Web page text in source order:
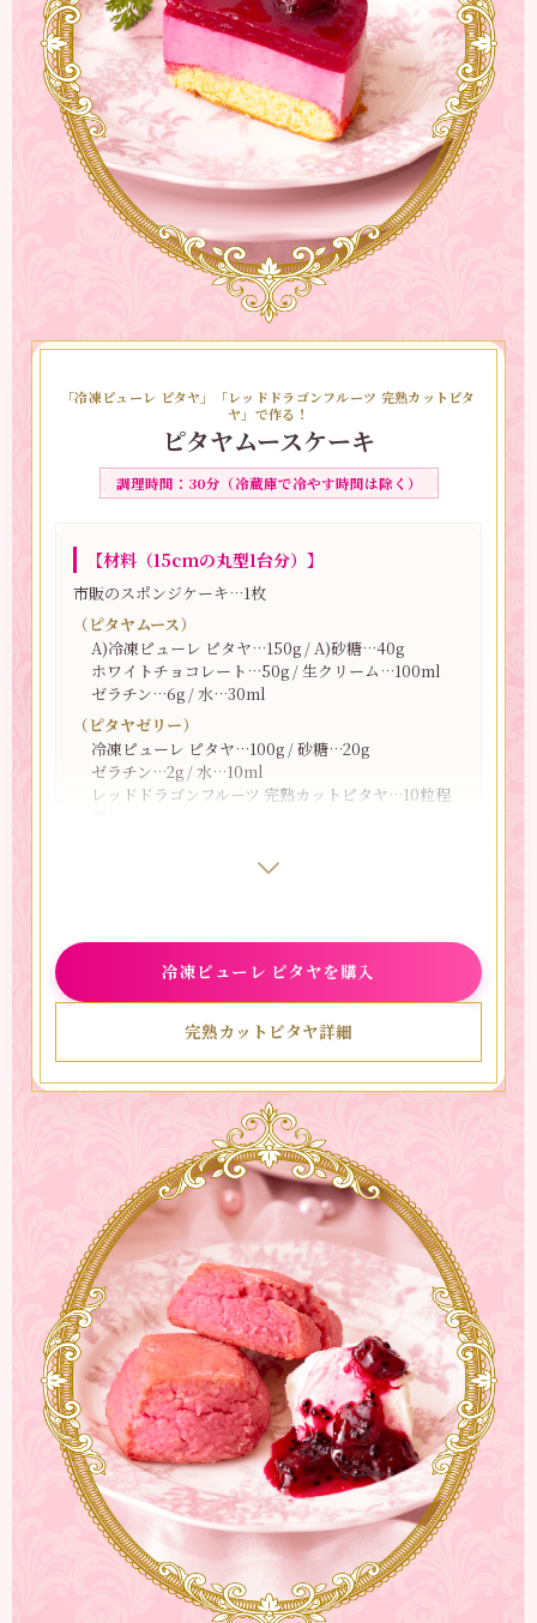
「冷凍ピューレ ピタヤ」「レッドドラゴンフルーツ 完熟カットピタ
ヤ」で作る！
ピタヤムースケーキ
調理時間：30分（冷蔵庫で冷やす時間は除く）
【材料（15cmの丸型1台分）】
市販のスポンジケーキ…1枚
（ピタヤムース）
A)冷凍ピューレ ピタヤ…150g / A)砂糖…40g
ホワイトチョコレート…50g / 生クリーム…100ml
ゼラチン…6g / 水…30ml
（ピタヤゼリー）
冷凍ピューレ ピタヤ…100g / 砂糖…20g
ゼラチン…2g / 水…10ml
レッドドラゴンフルーツ 完熟カットピタヤ…10粒程
・「冷凍ピューレ ピタヤ」は流水解凍しておく。
・市販のスポンジケーキを1cmの厚さに切っておく。
1.
底が抜けるケーキ型に、型の大きさに切ったクッキ
ムースフィルムをセットし、1cmの厚さに切ったス
ポンジを敷く。
ピタヤムースを作る。小鍋に、A)と小さく割ったホ
ワイトチョコレートを入れ、弱火で60度になるま
で温める。
4.
一度火を止め、ふやかしたゼラチンを加えて混ぜな
がら溶かす。
5.
7分立てにした生クリームを加えて混ぜ合わせる。
6.
5を2に流し入れ、冷蔵庫で2時間以上冷やして固め
る。
ピタヤゼリーを作る。解凍した「冷凍ピューレ ピ
タヤ」と砂糖を耐熱ボウルに入れて混ぜ合わせ、
600Wのレンジで約30秒加熱する。
8.
レンジから取り出し、ふやかしたゼラチンを加えて
混ぜながら溶かす。
9.
8を固まった6の上に流し入れる。
「レッドドラゴンフルーツ 完熟カットピタヤ」を乗
せ、冷蔵庫で1時間以上冷やして固める。
しっかり固まったら型から取り出し、好みの大きさ
に切り分け、お皿に盛り付けたら完成！
冷凍ピューレ ピタヤを購入
完熟カットピタヤ詳細